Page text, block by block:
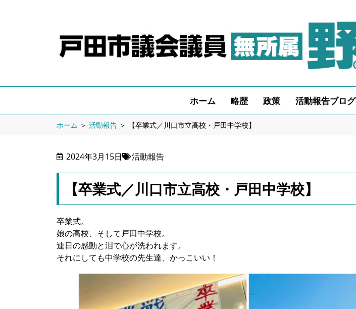
ホーム 略歴 政策 活動報告ブログ
ホーム ＞ 活動報告 ＞ 【卒業式／川口市立高校・戸田中学校】
2024年3月15日 活動報告
【卒業式／川口市立高校・戸田中学校】
卒業式。
娘の高校、そして戸田中学校。
連日の感動と泪で心が洗われます。
それにしても中学校の先生達、かっこいい！